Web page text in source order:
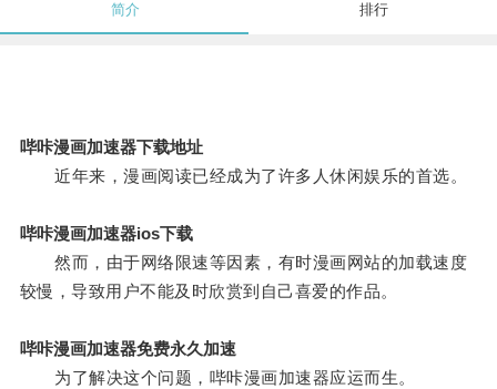
简介 排行
哔咔漫画加速器下载地址
近年来，漫画阅读已经成为了许多人休闲娱乐的首选。
哔咔漫画加速器ios下载
然而，由于网络限速等因素，有时漫画网站的加载速度
较慢，导致用户不能及时欣赏到自己喜爱的作品。
哔咔漫画加速器免费永久加速
为了解决这个问题，哔咔漫画加速器应运而生。